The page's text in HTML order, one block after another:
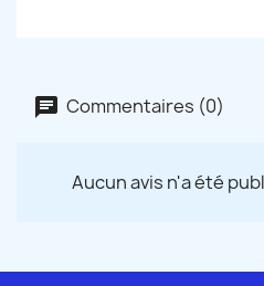
Commentaires (0)
Aucun avis n'a été